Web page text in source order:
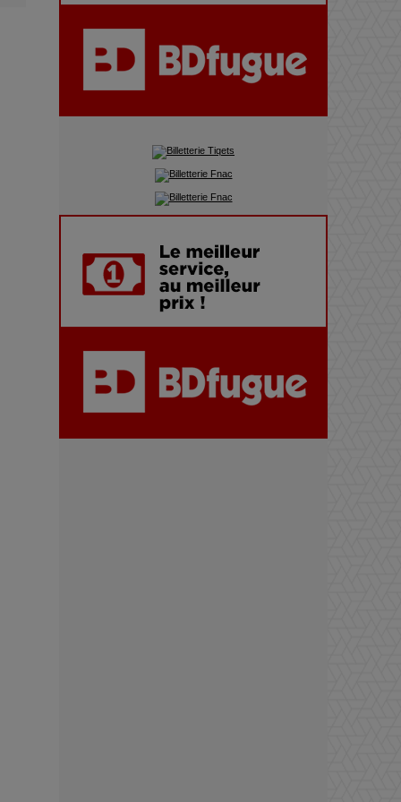
Adieu Jean-Pat : rire au bord
du précipice
Pharaonic Festival 2025 : 10
ans d’électro sous les
montagnes, une fête à ne pas